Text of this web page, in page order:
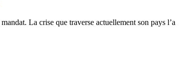
La crise que traverse actuellement son pays l’a